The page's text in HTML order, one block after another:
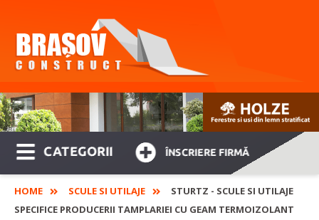
CATEGORII ÎNSCRIERE FIRMĂ
HOME SCULE SI UTILAJE
STURTZ - SCULE SI UTILAJE
SPECIFICE PRODUCERII TAMPLARIEI CU GEAM TERMOIZOLANT